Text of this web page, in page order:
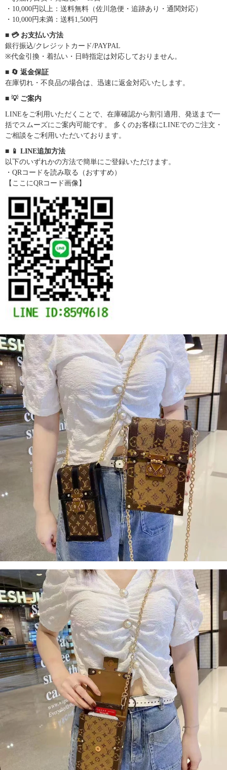
・10,000円以上：送料無料（佐川急便・追跡あり・通関対応）
・10,000円未満：送料1,500円
■ 💳 お支払い方法
銀行振込/クレジットカード/PAYPAL
※代金引換・着払い・日時指定は対応しておりません。
■ 🔄 返金保証
在庫切れ・不良品の場合は、迅速に返金対応いたします。
■ 💡 ご案内
LINEをご利用いただくことで、在庫確認から割引適用、発送まで一
括でスムーズにご案内可能です。 多くのお客様にLINEでのご注文・
ご相談をご利用いただいております。
■ 📱 LINE追加方法
以下のいずれかの方法で簡単にご登録いただけます。
・QRコードを読み取る（おすすめ）
【ここにQRコード画像】